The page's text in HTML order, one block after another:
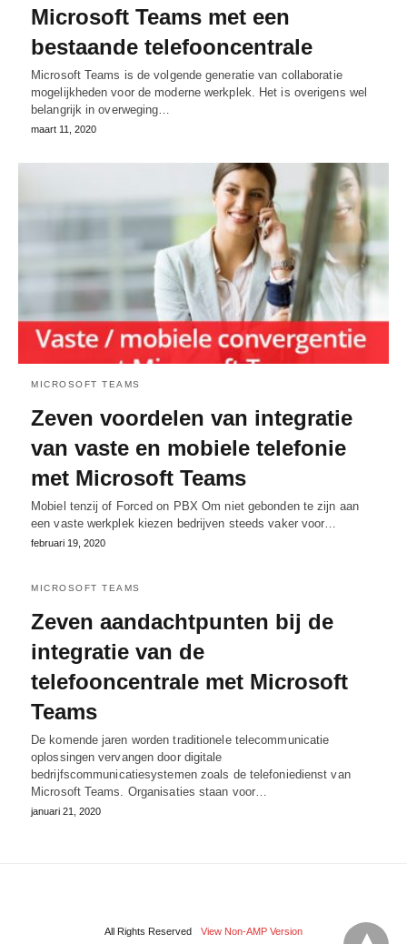
Microsoft Teams met een
bestaande telefooncentrale
Microsoft Teams is de volgende generatie van collaboratie
mogelijkheden voor de moderne werkplek. Het is overigens wel
belangrijk in overweging…
maart 11, 2020
MICROSOFT TEAMS
Zeven voordelen van integratie
van vaste en mobiele telefonie
met Microsoft Teams
Mobiel tenzij of Forced on PBX Om niet gebonden te zijn aan
een vaste werkplek kiezen bedrijven steeds vaker voor…
februari 19, 2020
MICROSOFT TEAMS
Zeven aandachtpunten bij de
integratie van de
telefooncentrale met Microsoft
Teams
De komende jaren worden traditionele telecommunicatie
oplossingen vervangen door digitale
bedrijfscommunicatiesystemen zoals de telefoniedienst van
Microsoft Teams. Organisaties staan voor…
januari 21, 2020
All Rights Reserved View Non-AMP Version